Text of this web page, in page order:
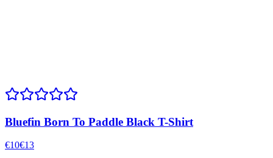
Bluefin Born To Paddle Black T-Shirt
€10€13